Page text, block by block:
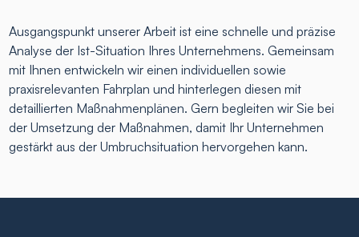
Ausgangspunkt unserer Arbeit ist eine schnelle und präzise
Analyse der Ist-Situation Ihres Unternehmens. Gemeinsam
mit Ihnen entwickeln wir einen individuellen sowie
praxisrelevanten Fahrplan und hinterlegen diesen mit
detaillierten Maßnahmenplänen. Gern begleiten wir Sie bei
der Umsetzung der Maßnahmen, damit Ihr Unternehmen
gestärkt aus der Umbruchsituation hervorgehen kann.